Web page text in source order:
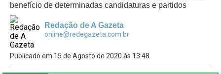
benefício de determinadas candidaturas e partidos
Redação de A Gazeta
online@redegazeta.com.br
Publicado em 15 de Agosto de 2020 às 13:48